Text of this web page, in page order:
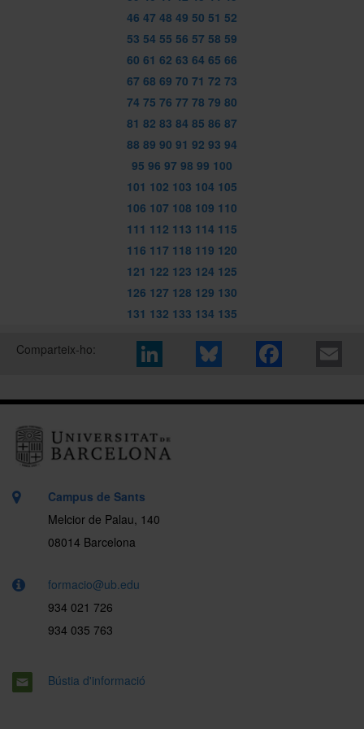
46 47 48 49 50 51 52
53 54 55 56 57 58 59
60 61 62 63 64 65 66
67 68 69 70 71 72 73
74 75 76 77 78 79 80
81 82 83 84 85 86 87
88 89 90 91 92 93 94
95 96 97 98 99 100
101 102 103 104 105
106 107 108 109 110
111 112 113 114 115
116 117 118 119 120
121 122 123 124 125
126 127 128 129 130
131 132 133 134 135
Comparteix-ho:
Campus de Sants
Melcior de Palau, 140
08014 Barcelona
formacio@ub.edu
934 021 726
934 035 763
Bústia d'informació